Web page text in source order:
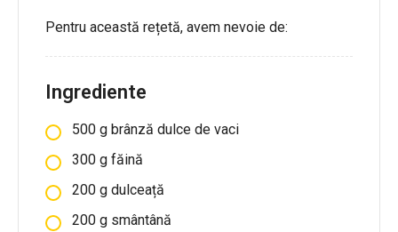
Pentru această rețetă, avem nevoie de:
Ingrediente
500 g brânză dulce de vaci
300 g făină
200 g dulceață
200 g smântână